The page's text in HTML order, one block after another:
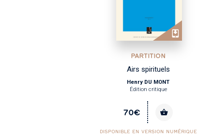
PARTITION
Airs spirituels
Henry DU MONT
Édition critique
70€
DISPONIBLE EN VERSION NUMÉRIQUE